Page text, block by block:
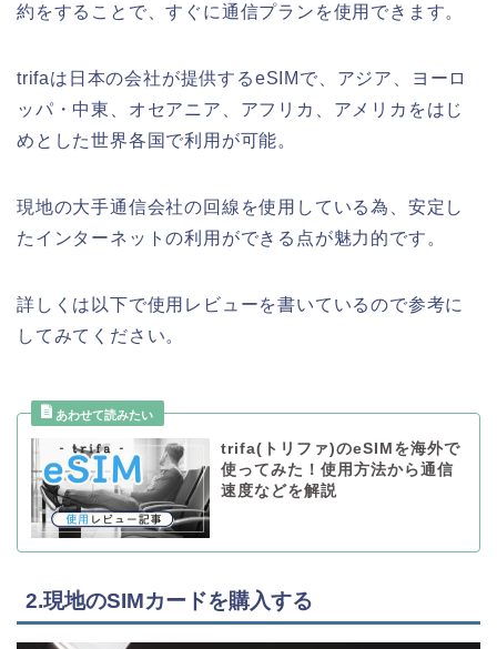
約をすることで、すぐに通信プランを使用できます。
trifaは日本の会社が提供するeSIMで、アジア、ヨーロ
ッパ・中東、オセアニア、アフリカ、アメリカをはじ
めとした世界各国で利用が可能。
現地の大手通信会社の回線を使用している為、安定し
たインターネットの利用ができる点が魅力的です。
詳しくは以下で使用レビューを書いているので参考に
してみてください。
trifa(トリファ)のeSIMを海外で
使ってみた！使用方法から通信
速度などを解説
2.現地のSIMカードを購入する